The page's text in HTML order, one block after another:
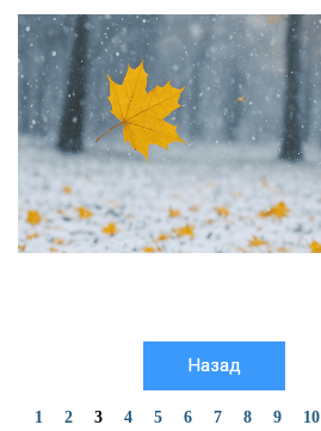
Назад
1 2 3 4 5 6 7 8 9 10